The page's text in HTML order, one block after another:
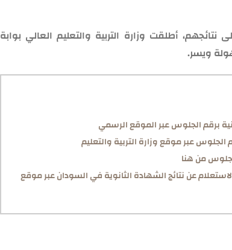
أطلقت وزارة التربية والتعليم العالي بوابة
ويسر.
برقم الجلوس عبر الموقع الرسمي
الشهادة السودانية 2025.. روابط الاستعلام عن نتائج الشهادة الثانوية في السودان عبر موقع